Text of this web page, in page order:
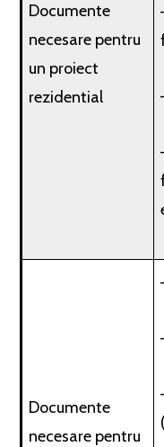
Documente
necesare pentru
un proiect
rezidential
Documente
necesare pentru